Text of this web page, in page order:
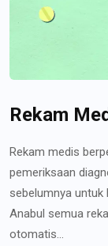
Rekam
Rekam medis
pemeriksaan
sebelumnya untuk
Anabul semua
otomatis...